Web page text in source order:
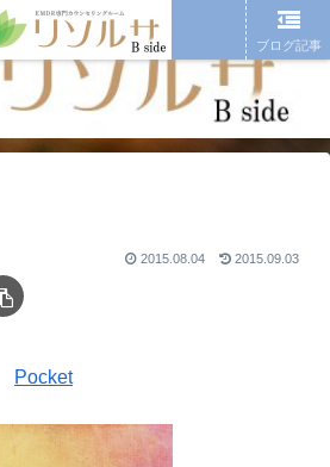
2015.08.04 2015.09.03
Pocket
ブログ記事